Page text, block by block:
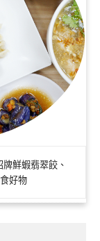
鮮蝦翡翠餃、
好物